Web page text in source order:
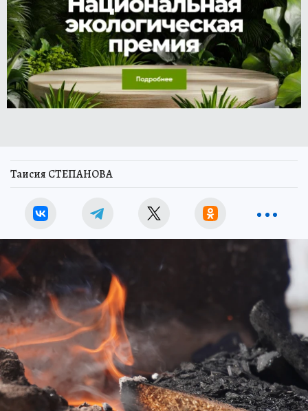
Таисия СТЕПАНОВА